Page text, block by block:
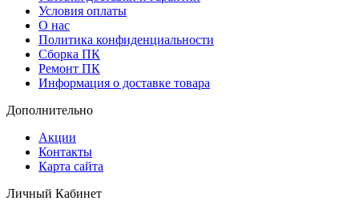
Условия оплаты
О нас
Политика конфиденциальности
Сборка ПК
Ремонт ПК
Информация о доставке товара
Дополнительно
Акции
Контакты
Карта сайта
Личный Кабинет